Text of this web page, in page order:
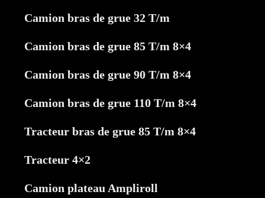
Camion bras de grue 32 T/m
Camion bras de grue 85 T/m 8×4
Camion bras de grue 90 T/m 8×4
Camion bras de grue 110 T/m 8×4
Tracteur bras de grue 85 T/m 8×4
Tracteur 4×2
Camion plateau Ampliroll